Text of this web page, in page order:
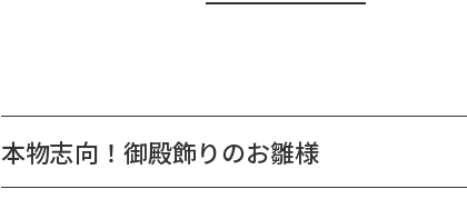
本物志向！御殿飾りのお雛様